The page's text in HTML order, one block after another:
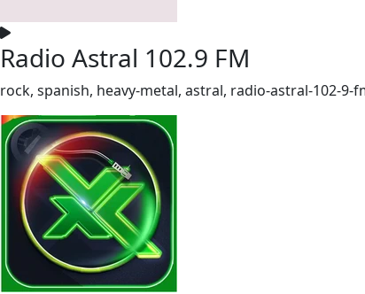
Radio Astral 102.9 FM
rock, spanish, heavy-metal, astral, radio-astral-102-9-